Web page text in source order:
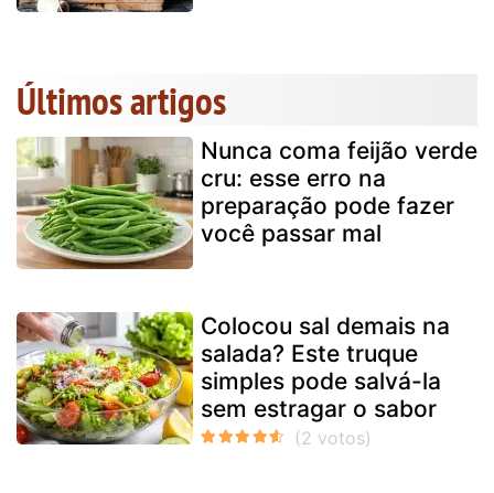
Últimos artigos
Nunca coma feijão verde
cru: esse erro na
preparação pode fazer
você passar mal
Colocou sal demais na
salada? Este truque
simples pode salvá-la
sem estragar o sabor